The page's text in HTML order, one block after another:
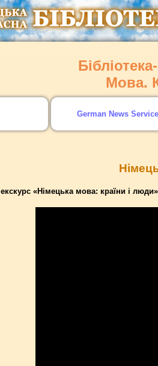
Мова.
German News
екскурс «Німецька мова: країни і люди»